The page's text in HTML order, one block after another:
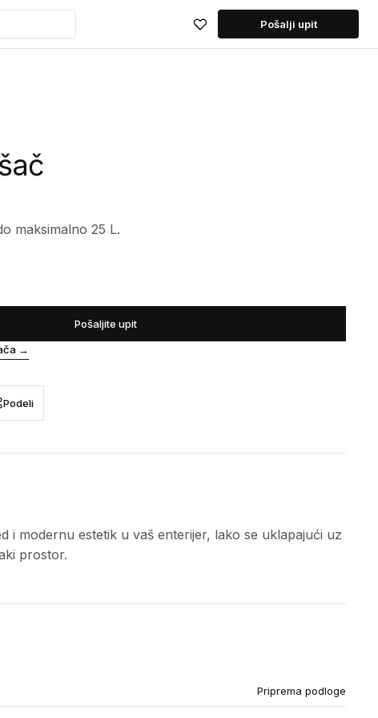
Pošalji upit
maksimalno 25 L.
Pošaljite upit
→
Podeli
modernu estetik u vaš enterijer, lako se uklapajući uz
prostor.
Priprema podloge